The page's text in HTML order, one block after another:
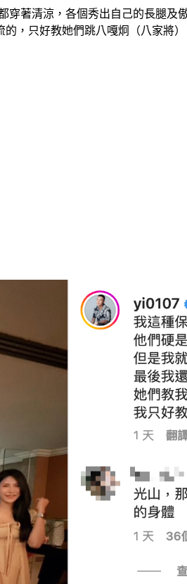
著清涼，各個秀出自己的長腿
，只好教她們跳八嘎炯（八家將）